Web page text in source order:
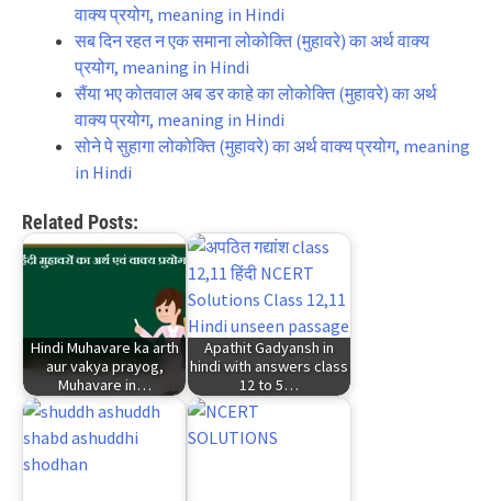
वाक्य प्रयोग, meaning in Hindi
सब दिन रहत न एक समाना लोकोक्ति (मुहावरे) का अर्थ वाक्य
प्रयोग, meaning in Hindi
सैंया भए कोतवाल अब डर काहे का लोकोक्ति (मुहावरे) का अर्थ
वाक्य प्रयोग, meaning in Hindi
सोने पे सुहागा लोकोक्ति (मुहावरे) का अर्थ वाक्य प्रयोग, meaning
in Hindi
Related Posts:
Hindi Muhavare ka arth
aur vakya prayog,
Muhavare in…
Apathit Gadyansh in
hindi with answers class
12 to 5…